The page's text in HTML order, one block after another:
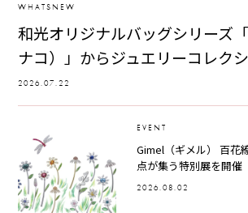
WHATSNEW
和光オリジナルバッグシリーズ
ナコ）」からジュエリーコレク
2026.07.22
EVENT
Gimel（ギメル） 百花
点が集う特別展を開催
2026.08.02